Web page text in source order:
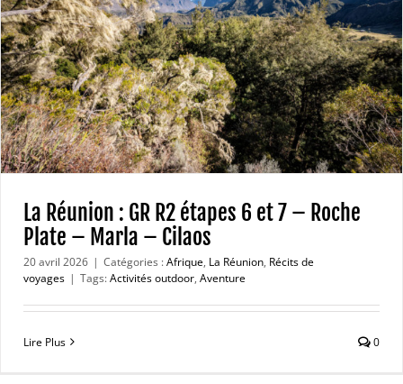
La Réunion : GR R2 étapes 6 et 7 – Roche
Plate – Marla – Cilaos
20 avril 2026 | Catégories :Afrique, La Réunion, Récits de
voyages | Tags:Activités outdoor, Aventure
Lire Plus 0